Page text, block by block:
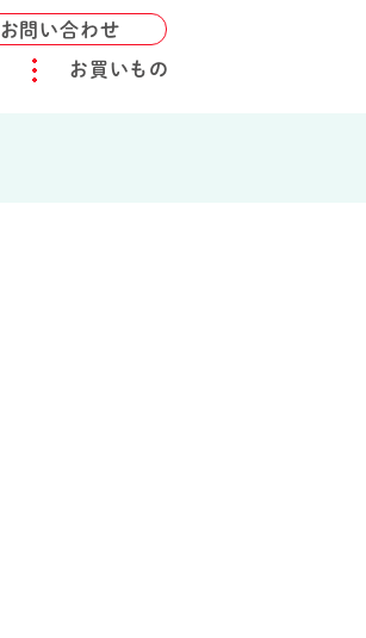
お問い合わせ
お買いもの